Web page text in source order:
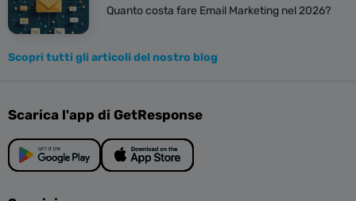
Quanto costa fare Email Marketing nel 2026?
Scopri tutti gli articoli del nostro blog
Scarica l'app di GetResponse